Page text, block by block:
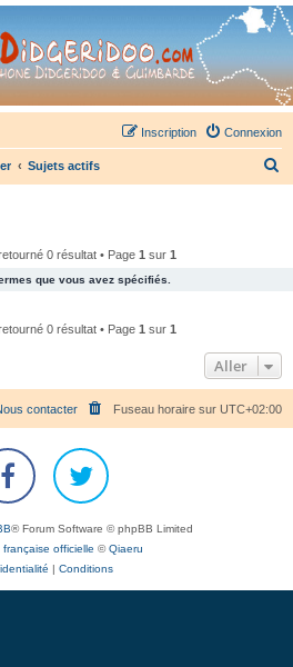
- retrouvez la communauté.
Connexion
Inscription
Sujets actifs
h
e
r
0 résultat • Page 1 sur 1
que vous avez spécifiés.
0 résultat • Page 1 sur 1
Aller
Fuseau horaire sur UTC+02:00
contacter
® Forum Software © phpBB Limited
officielle ©Qiaeru
| Conditions